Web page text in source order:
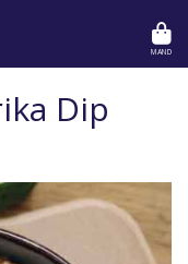
MAND
Dip